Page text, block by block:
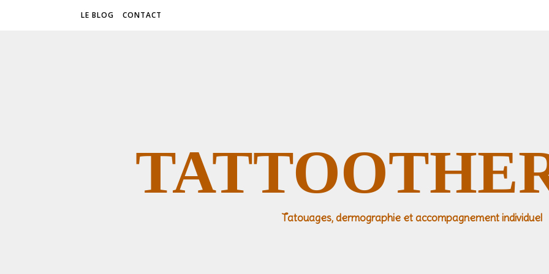
LE BLOG CONTACT
Tatouages, dermographie et accompagnement individuel